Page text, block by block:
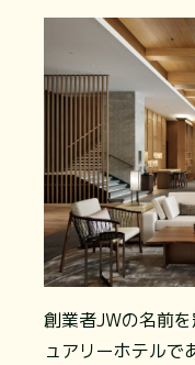
創業者JWの名前
ュアリーホテル